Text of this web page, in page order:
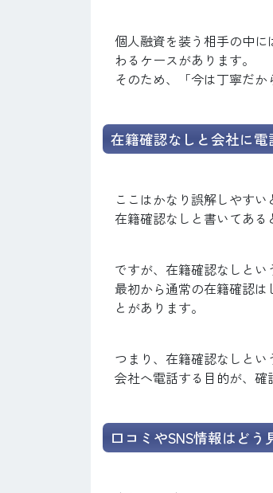
個人融資を装う相手の中
わるケースがあります。
そのため、「今は丁寧だか
在籍確認なしと会社に
ここはかなり誤解しやすい
在籍確認なしと書いてある
ですが、在籍確認なしとい
最初から通常の在籍確認
とがあります。
つまり、在籍確認なしとい
会社へ電話する目的が、確
口コミやSNS情報はどう